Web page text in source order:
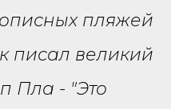
пляжей
писал великий
Пла - "Это